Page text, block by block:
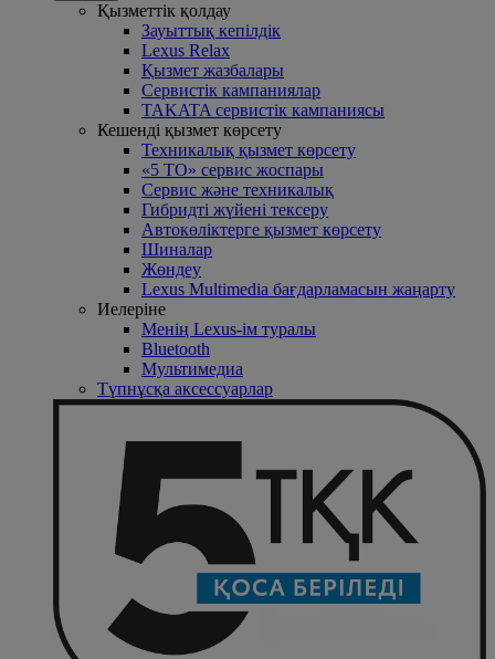
Қызметтік қолдау
Зауыттық кепілдік
Lexus Relax
Қызмет жазбалары
Сервистік кампаниялар
TAKATA сервистік кампаниясы
Кешенді қызмет көрсету
Техникалық қызмет көрсету
«5 ТО» сервис жоспары
Сервис және техникалық
Гибридті жүйені тексеру
Автокөліктерге қызмет көрсету
Шиналар
Жөндеу
Lexus Multimedia бағдарламасын жаңарту
Иелеріне
Менің Lexus-ім туралы
Bluetooth
Mультимедиа
Түпнұсқа аксессуарлар